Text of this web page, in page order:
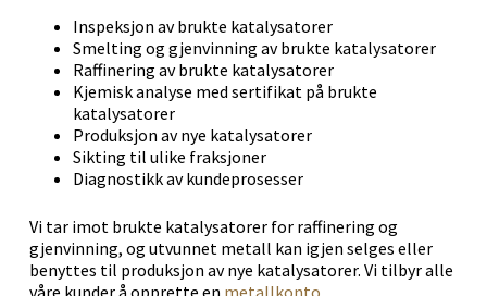
Inspeksjon av brukte katalysatorer
Smelting og gjenvinning av brukte katalysatorer
Raffinering av brukte katalysatorer
Kjemisk analyse med sertifikat på brukte
katalysatorer
Produksjon av nye katalysatorer
Sikting til ulike fraksjoner
Diagnostikk av kundeprosesser
Vi tar imot brukte katalysatorer for raffinering og
gjenvinning, og utvunnet metall kan igjen selges eller
benyttes til produksjon av nye katalysatorer. Vi tilbyr alle